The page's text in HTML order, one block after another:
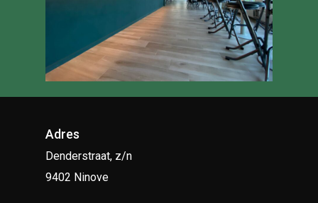
Adres
Denderstraat, z/n
9402 Ninove